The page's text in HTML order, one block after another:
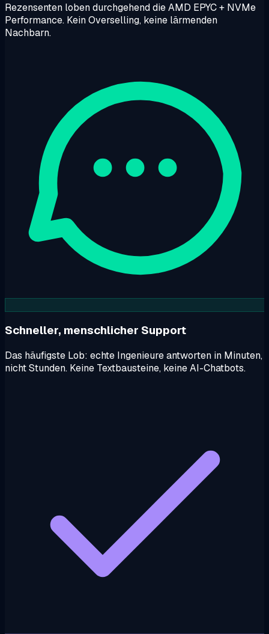
Rezensenten loben durchgehend die AMD EPYC + NVMe
Performance. Kein Overselling, keine lärmenden
Nachbarn.
Schneller, menschlicher Support
Das häufigste Lob: echte Ingenieure antworten in Minuten,
nicht Stunden. Keine Textbausteine, keine AI-Chatbots.